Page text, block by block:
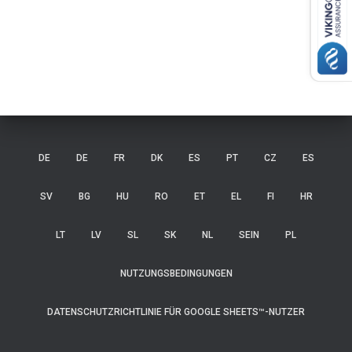
DE DE FR DK ES PT CZ ES
SV BG HU RO ET EL FI HR
LT LV SL SK NL SEIN PL
NUTZUNGSBEDINGUNGEN
DATENSCHUTZRICHTLINIE FÜR GOOGLE SHEETS™-NUTZER